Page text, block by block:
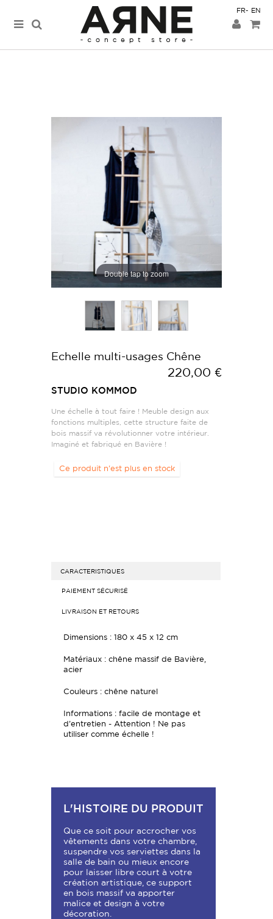
FR EN
Double tap to zoom
Echelle multi-usages Chêne
220,00 €
STUDIO KOMMOD
Une échelle à tout faire ! Meuble design aux
fonctions multiples, cette structure faite de
bois massif va révolutionner votre intérieur.
Imaginé et fabriqué en Bavière !
Ce produit n'est plus en stock
CARACTERISTIQUES
PAIEMENT SÉCURISÉ
LIVRAISON ET RETOURS
Dimensions : 180 x 45 x 12 cm
Matériaux : chêne massif de Bavière,
acier
Couleurs : chêne naturel
Informations : facile de montage et
d’entretien - Attention ! Ne pas
utiliser comme échelle !
L'HISTOIRE DU PRODUIT
Que ce soit pour accrocher vos
vêtements dans votre chambre,
suspendre vos serviettes dans la
salle de bain ou mieux encore
pour laisser libre court à votre
création artistique, ce support
en bois massif va apporter
malice et design à votre
décoration.